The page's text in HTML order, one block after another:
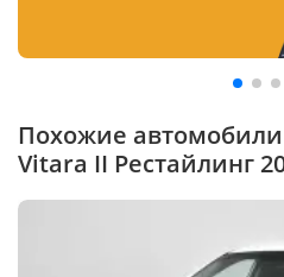
Похожие
Vitara II Рестайлинг